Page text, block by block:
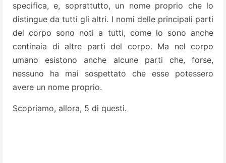
specifica, e, soprattutto, un nome proprio che lo
distingue da tutti gli altri. I nomi delle principali parti
del corpo sono noti a tutti, come lo sono anche
centinaia di altre parti del corpo. Ma nel corpo
umano esistono anche alcune parti che, forse,
nessuno ha mai sospettato che esse potessero
avere un nome proprio.
Scopriamo, allora, 5 di questi.